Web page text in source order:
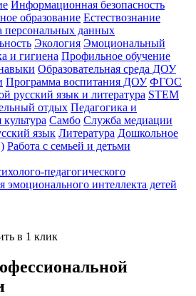
Информационная безопасность
образование Естествознание
персональных данных
Экология Эмоциональный
и гигиена Профильное обучение
Образовательная среда ДОУ
Программа воспитания ДОУ ФГОС
русский язык и литература STEM
отдых Педагогика и
Самбо Служба медиации
язык Литература Дошкольное
Работа с семьей и детьми
педагогического
эмоционального интеллекта детей
в 1 клик